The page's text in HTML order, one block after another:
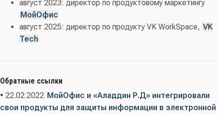
август 2023: директор по продуктовому маркетингу
МойОфис
август 2025: директор по продукту VK WorkSpace, VK
Tech
Обратные ссылки
• 22.02.2022 МойОфис и «Аладдин Р.Д» интегрировали
свои продукты для защиты информации в электронной